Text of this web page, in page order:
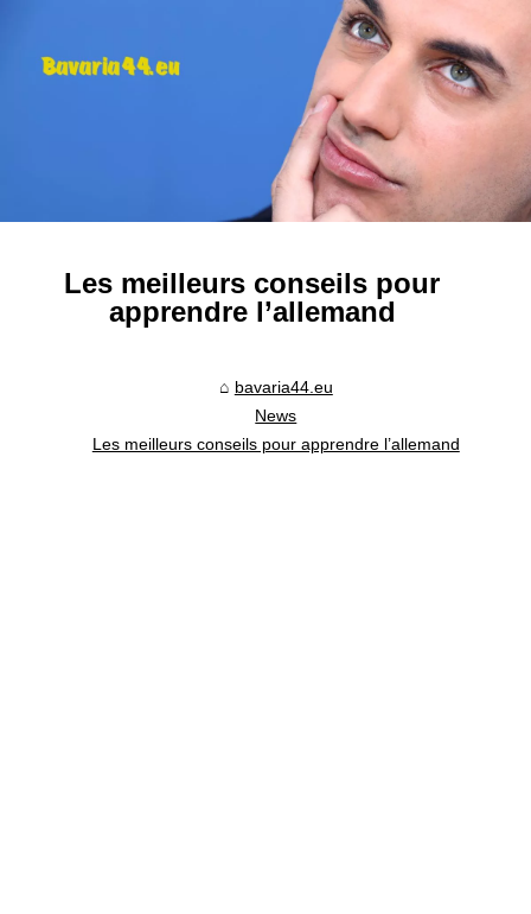
Les meilleurs conseils pour
apprendre l’allemand
bavaria44.eu
News
Les meilleurs conseils pour apprendre l’allemand